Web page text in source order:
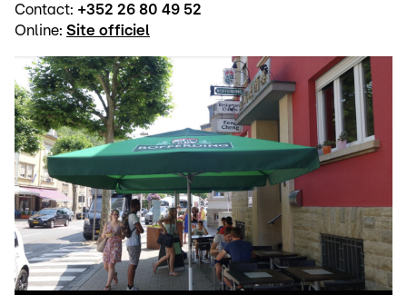
Contact: +352 26 80 49 52
Online: Site officiel